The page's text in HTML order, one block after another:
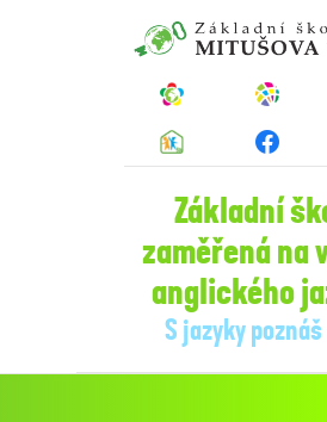
Základní
zaměřená na
anglického
S jazyky